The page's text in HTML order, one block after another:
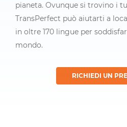
pianeta. Ovunque si trovino i
TransPerfect può aiutarti a
in oltre 170 lingue per
mondo.
RICHIEDI UN